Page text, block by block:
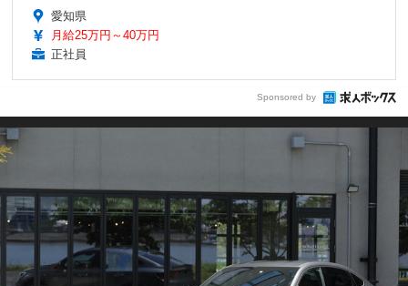
愛知県
月給25万円～40万円
正社員
Sponsored by